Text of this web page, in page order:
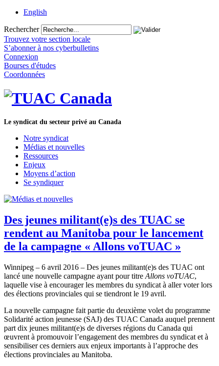
English
Rechercher
Trouvez votre section locale
S’abonner à nos cyberbulletins
Connexion
Bourses d'études
Coordonnées
Le syndicat du secteur privé au Canada
Notre syndicat
Médias et nouvelles
Ressources
Enjeux
Moyens d’action
Se syndiquer
Des jeunes militant(e)s des TUAC se
rendent au Manitoba pour le lancement
de la campagne « Allons voTUAC »
Winnipeg – 6 avril 2016 – Des jeunes militant(e)s des TUAC ont
lancé une nouvelle campagne ayant pour titre Allons voTUAC,
laquelle vise à encourager les membres du syndicat à aller voter lors
des élections provinciales qui se tiendront le 19 avril.
La nouvelle campagne fait partie du deuxième volet du programme
Solidarité action jeunesse (SAJ) des TUAC Canada auquel prennent
part dix jeunes militant(e)s de diverses régions du Canada qui
œuvrent à promouvoir l’engagement des membres du syndicat et à
sensibiliser ces derniers aux enjeux importants à l’approche des
élections provinciales au Manitoba.